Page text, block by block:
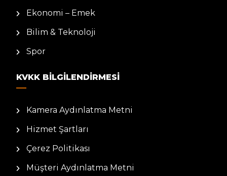
Ekonomi – Emek
Bilim & Teknoloji
Spor
KVKK BILGILENDIRMESI
Kamera Aydınlatma Metni
Hizmet Şartları
Çerez Politikası
Müşteri Aydınlatma Metni